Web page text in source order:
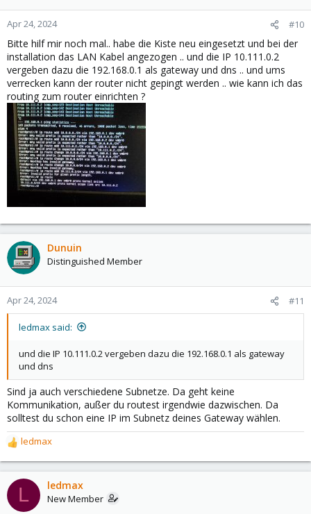
o
n
:
Apr 24, 2024 #10
Bitte hilf mir noch mal.. habe die Kiste neu eingesetzt und bei der
installation das LAN Kabel angezogen .. und die IP 10.111.0.2
vergeben dazu die 192.168.0.1 als gateway und dns .. und ums
verrecken kann der router nicht gepingt werden .. wie kann ich das
routing zum router einrichten ?
Dunuin
Distinguished Member
Apr 24, 2024 #11
ledmax said:
und die IP 10.111.0.2 vergeben dazu die 192.168.0.1 als gateway
und dns
Sind ja auch verschiedene Subnetze. Da geht keine
Kommunikation, außer du routest irgendwie dazwischen. Da
solltest du schon eine IP im Subnetz deines Gateway wählen.
R
e
a
c
t
ledmax
L ledmax
New Member